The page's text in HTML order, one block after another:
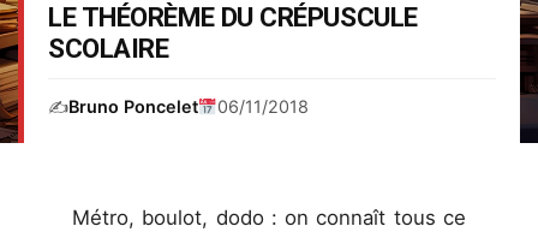
LE THÉORÈME DU CRÉPUSCULE
SCOLAIRE
✍️Bruno Poncelet 06/11/2018
Métro, boulot, dodo : on connaît tous ce